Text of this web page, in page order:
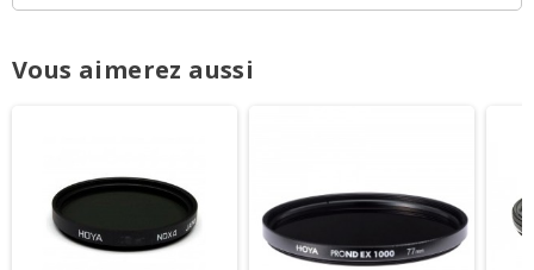
Vous aimerez aussi